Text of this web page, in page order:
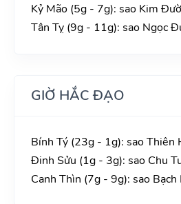
Kỷ Mão (5g - 7g): sao Kim
Tân Tỵ (9g - 11g): sao Ngọc
GIỜ HẮC ĐẠO
Bính Tý (23g - 1g): sao Thiên
Đinh Sửu (1g - 3g): sao Chu
Canh Thìn (7g - 9g): sao Bạch